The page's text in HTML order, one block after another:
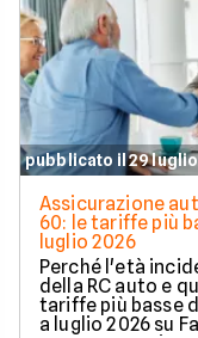
pubblicato il 29
Assicurazione
60: le tariffe più
luglio 2026
Perché l'età
della RC auto e
tariffe più basse
a luglio 2026 su